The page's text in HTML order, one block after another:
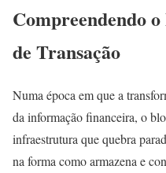
Compreendendo
de Transação
Numa época em que a
da informação financeira, o
infraestrutura que quebra
na forma como armazena e